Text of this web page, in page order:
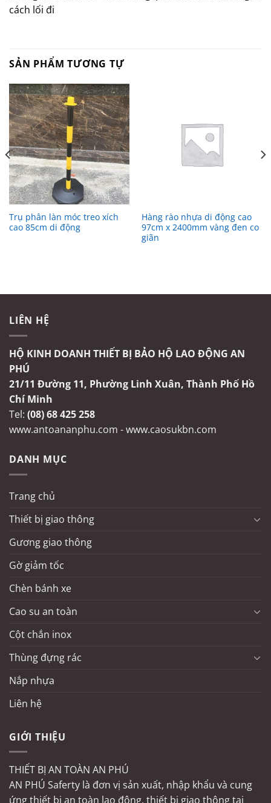
cách lối đi
SẢN PHẨM TƯƠNG TỰ
Trụ phân làn móc treo xích
cao 85cm di động
Hàng rào nhựa di động cao
97cm x 2400mm vàng đen co
giãn
LIÊN HỆ
HỘ KINH DOANH THIẾT BỊ BẢO HỘ LAO ĐỘNG AN
PHÚ
21/11 Đường 11, Phường Linh Xuân, Thành Phố Hồ
Chí Minh
Tel: (08) 68 425 258
www.antoananphu.com -www.caosukbn.com
DANH MỤC
Trang chủ
Thiết bị giao thông
Gương giao thông
Gờ giảm tốc
Chèn bánh xe
Cao su an toàn
Cột chắn inox
Thùng đựng rác
Nắp nhựa
Liên hệ
GIỚI THIỆU
THIẾT BỊ AN TOÀN AN PHÚ
AN PHÚ Saferty là đơn vị sản xuất, nhập khẩu và cung
ứng thiết bị an toàn lao động, thiết bị giao thông tại